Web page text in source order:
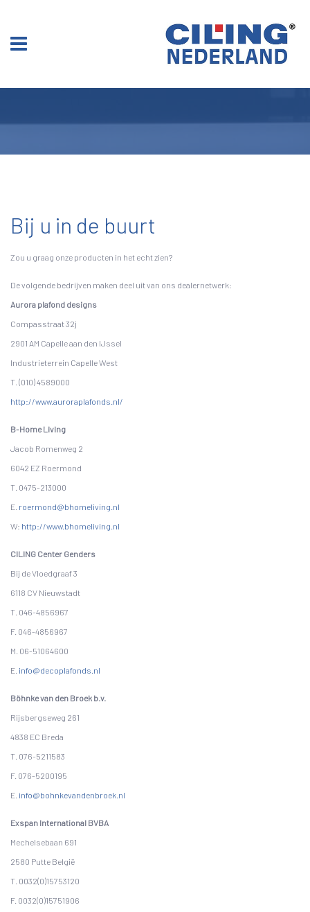
Bij u in de buurt
Zou u graag onze producten in het echt zien?
De volgende bedrijven maken deel uit van ons dealernetwerk:
Aurora plafond designs
Compasstraat 32j
2901 AM Capelle aan den IJssel
Industrieterrein Capelle West
T. (010) 4589000
http://www.auroraplafonds.nl/
B-Home Living
Jacob Romenweg 2
6042 EZ Roermond
T. 0475-213000
E. roermond@bhomeliving.nl
W: http://www.bhomeliving.nl
CILING Center Genders
Bij de Vloedgraaf 3
6118 CV Nieuwstadt
T. 046-4856967
F. 046-4856967
M. 06-51064600
E. info@decoplafonds.nl
Böhnke van den Broek b.v.
Rijsbergseweg 261
4838 EC Breda
T. 076-5211583
F. 076-5200195
E. info@bohnkevandenbroek.nl
Exspan International BVBA
Mechelsebaan 691
2580 Putte België
T. 0032(0)15753120
F. 0032(0)15751906